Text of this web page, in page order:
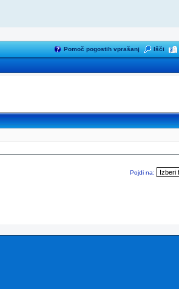
Pomoč pogostih vprašanj Išči
Pojdi na: